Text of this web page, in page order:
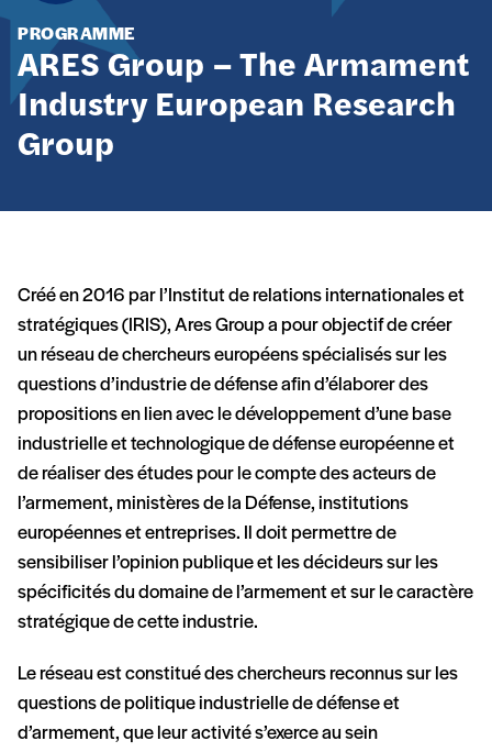
PROGRAMME
ARES Group – The Armament
Industry European Research
Group
Créé en 2016 par l’Institut de relations internationales et
stratégiques (IRIS), Ares Group a pour objectif de créer
un réseau de chercheurs européens spécialisés sur les
questions d’industrie de défense afin d’élaborer des
propositions en lien avec le développement d’une base
industrielle et technologique de défense européenne et
de réaliser des études pour le compte des acteurs de
l’armement, ministères de la Défense, institutions
européennes et entreprises. Il doit permettre de
sensibiliser l’opinion publique et les décideurs sur les
spécificités du domaine de l’armement et sur le caractère
stratégique de cette industrie.
Le réseau est constitué des chercheurs reconnus sur les
questions de politique industrielle de défense et
d’armement, que leur activité s’exerce au sein